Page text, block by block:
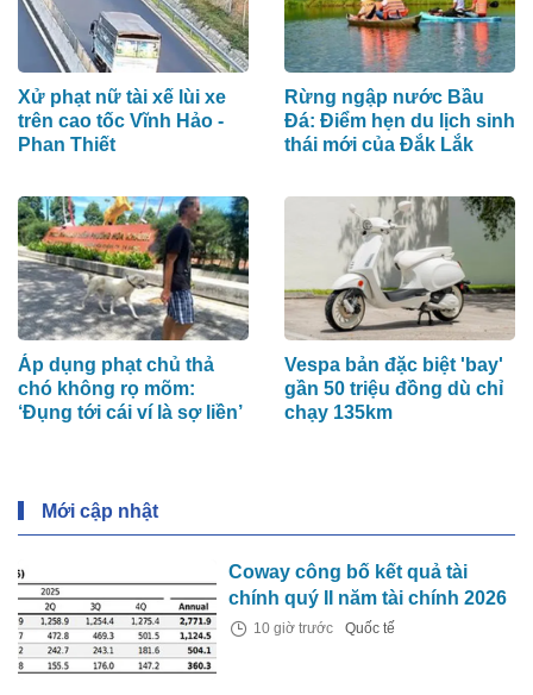
Xử phạt nữ tài xế lùi xe
trên cao tốc Vĩnh Hảo -
Phan Thiết
Rừng ngập nước Bầu
Đá: Điểm hẹn du lịch sinh
thái mới của Đắk Lắk
Áp dụng phạt chủ thả
chó không rọ mõm:
‘Đụng tới cái ví là sợ liền’
Vespa bản đặc biệt 'bay'
gần 50 triệu đồng dù chỉ
chạy 135km
Mới cập nhật
Coway công bố kết quả tài
chính quý II năm tài chính 2026
10 giờ trước Quốc tế